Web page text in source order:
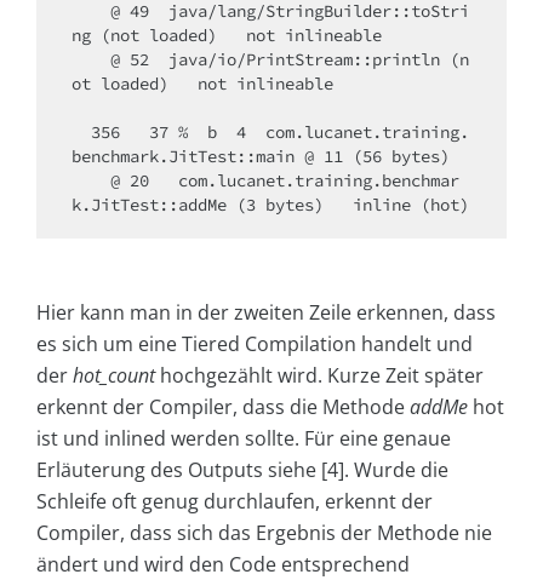
ng (not loaded)   not inlineable​
ot loaded)   not inlineable​
benchmark.JitTest::main @ 11 (56 bytes)​
k.JitTest::addMe (3 bytes)   inline (hot)
Hier kann man in der zweiten Zeile erkennen, dass
es sich um eine Tiered Compilation handelt und
derhot_counthochgezählt wird. Kurze Zeit später
erkennt der Compiler, dass die MethodeaddMe hot
ist und inlined werden sollte. Für eine genaue
Erläuterung des Outputs siehe [4]. Wurde die
Schleife oft genug durchlaufen, erkennt der
Compiler, dass sich das Ergebnis der Methode nie
ändert und wird den Code entsprechend